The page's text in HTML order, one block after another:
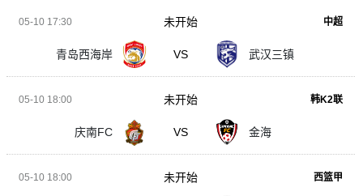
05-10 17:30 中超
青岛西海岸 VS 武汉三镇
未开始
05-10 18:00 韩K2联
庆南FC VS 金海
未开始
05-10 18:00 西篮甲
未开始